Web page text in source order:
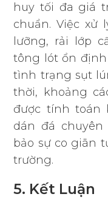
huy tối đa giá
chuẩn. Việc
lưỡng, rải lớp
tông lót ổn
tình trạng sụt
thời, khoảng
được tính toán
dán đá
bảo sự co giãn
trường.
5. Kết Luận